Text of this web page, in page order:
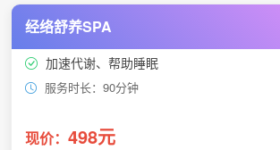
经络舒养SPA
加速代谢、帮助睡眠
服务时长：90分钟
现价： 498元